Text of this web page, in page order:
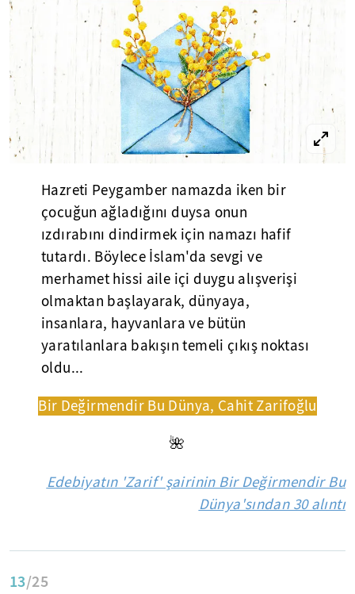
Hazreti Peygamber namazda iken bir
çocuğun ağladığını duysa onun
ızdırabını dindirmek için namazı hafif
tutardı. Böylece İslam'da sevgi ve
merhamet hissi aile içi duygu alışverişi
olmaktan başlayarak, dünyaya,
insanlara, hayvanlara ve bütün
yaratılanlara bakışın temeli çıkış noktası
oldu...
Bir Değirmendir Bu Dünya, Cahit Zarifoğlu
🌺
Edebiyatın 'Zarif' şairinin Bir Değirmendir Bu
Dünya'sından 30 alıntı
13/25